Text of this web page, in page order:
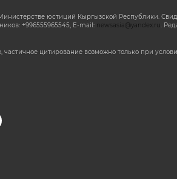
юстиций Кыргызской Республики.
+996555965545, E-mail: newsasia@yandex.ru.
цитирование возможно только при